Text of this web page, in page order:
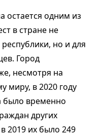
остается одним из
в стране не
но и для
Город
несмотря на
миру, в 2020 году
было временно
других
2019 их было 249